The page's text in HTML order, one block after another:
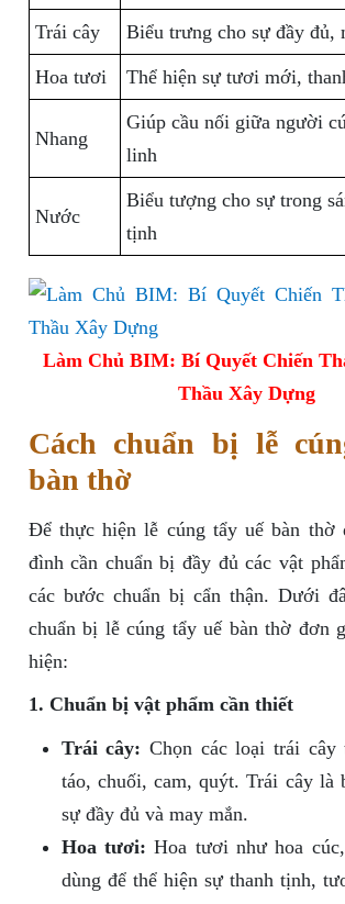
Trái cây Biểu trưng cho sự đầy đủ,
Hoa tươi Thể hiện sự tươi mới,
Nhang
Giúp cầu nối giữa người
linh
Nước
Biểu tượng cho sự trong
tịnh
Làm Chủ BIM: Bí Quyết Chiến
Thầu Xây Dựng
Cách chuẩn bị lễ
bàn thờ
Để thực hiện lễ cúng tẩy uế bàn thờ
đình cần chuẩn bị đầy đủ các vật
các bước chuẩn bị cẩn thận. Dưới
chuẩn bị lễ cúng tẩy uế bàn thờ đơn
hiện:
1. Chuẩn bị vật phẩm cần thiết
Trái cây: Chọn các loại trái
táo, chuối, cam, quýt. Trái cây là
sự đầy đủ và may mắn.
Hoa tươi: Hoa tươi như hoa
dùng để thể hiện sự thanh tịnh,